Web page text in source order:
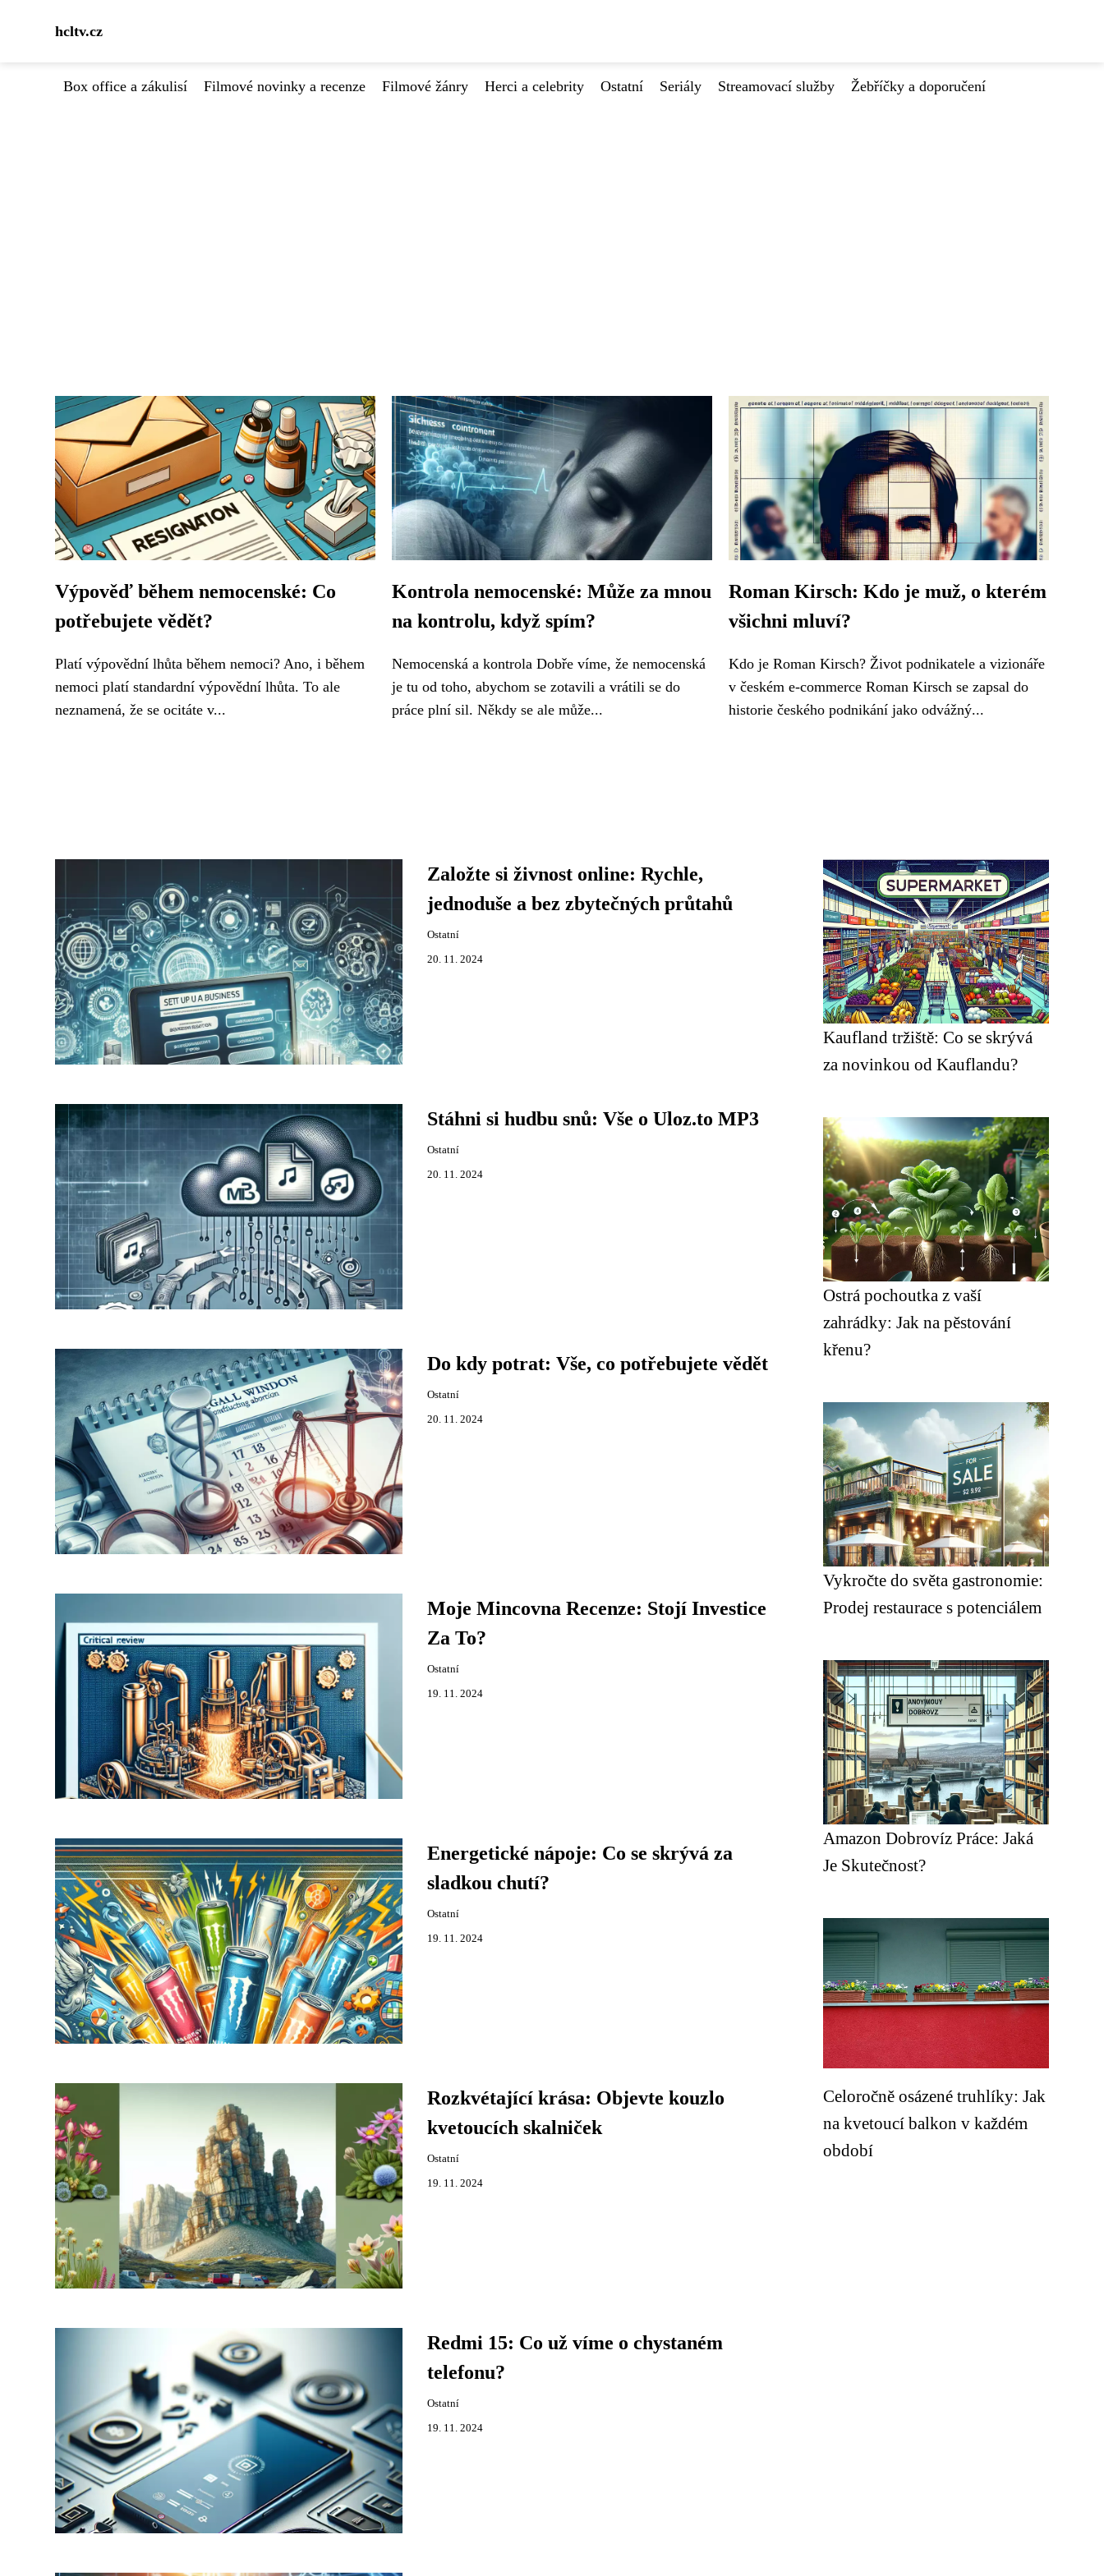
hcltv.cz
Box office a zákulisí Filmové novinky a recenze Filmové žánry Herci a celebrity Ostatní Seriály Streamovací služby Žebříčky a doporučení
Výpověď během nemocenské: Co
potřebujete vědět?
Platí výpovědní lhůta během nemoci? Ano, i během
nemoci platí standardní výpovědní lhůta. To ale
neznamená, že se ocitáte v...
Kontrola nemocenské: Může za mnou
na kontrolu, když spím?
Nemocenská a kontrola Dobře víme, že nemocenská
je tu od toho, abychom se zotavili a vrátili se do
práce plní sil. Někdy se ale může...
Roman Kirsch: Kdo je muž, o kterém
všichni mluví?
Kdo je Roman Kirsch? Život podnikatele a vizionáře
v českém e-commerce Roman Kirsch se zapsal do
historie českého podnikání jako odvážný...
Založte si živnost online: Rychle,
jednoduše a bez zbytečných průtahů
Ostatní
20. 11. 2024
Stáhni si hudbu snů: Vše o Uloz.to MP3
Ostatní
20. 11. 2024
Do kdy potrat: Vše, co potřebujete vědět
Ostatní
20. 11. 2024
Moje Mincovna Recenze: Stojí Investice
Za To?
Ostatní
19. 11. 2024
Energetické nápoje: Co se skrývá za
sladkou chutí?
Ostatní
19. 11. 2024
Rozkvétající krása: Objevte kouzlo
kvetoucích skalniček
Ostatní
19. 11. 2024
Redmi 15: Co už víme o chystaném
telefonu?
Ostatní
19. 11. 2024
Kaufland tržiště: Co se skrývá
za novinkou od Kauflandu?
Ostrá pochoutka z vaší
zahrádky: Jak na pěstování
křenu?
Vykročte do světa gastronomie:
Prodej restaurace s potenciálem
Amazon Dobrovíz Práce: Jaká
Je Skutečnost?
Celoročně osázené truhlíky: Jak
na kvetoucí balkon v každém
období